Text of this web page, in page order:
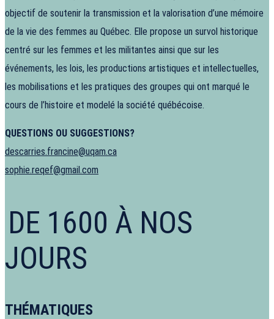
objectif de soutenir la transmission et la valorisation d’une mémoire
de la vie des femmes au Québec. Elle propose un survol historique
centré sur les femmes et les militantes ainsi que sur les
événements, les lois, les productions artistiques et intellectuelles,
les mobilisations et les pratiques des groupes qui ont marqué le
cours de l’histoire et modelé la société québécoise.
QUESTIONS OU SUGGESTIONS?
descarries.francine@uqam.ca
sophie.reqef@gmail.com
DE 1600 À NOS
JOURS
THÉMATIQUES